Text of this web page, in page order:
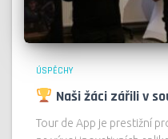
ÚSPĚCHY
Naši žáci zářili v
Tour de App je prestižní